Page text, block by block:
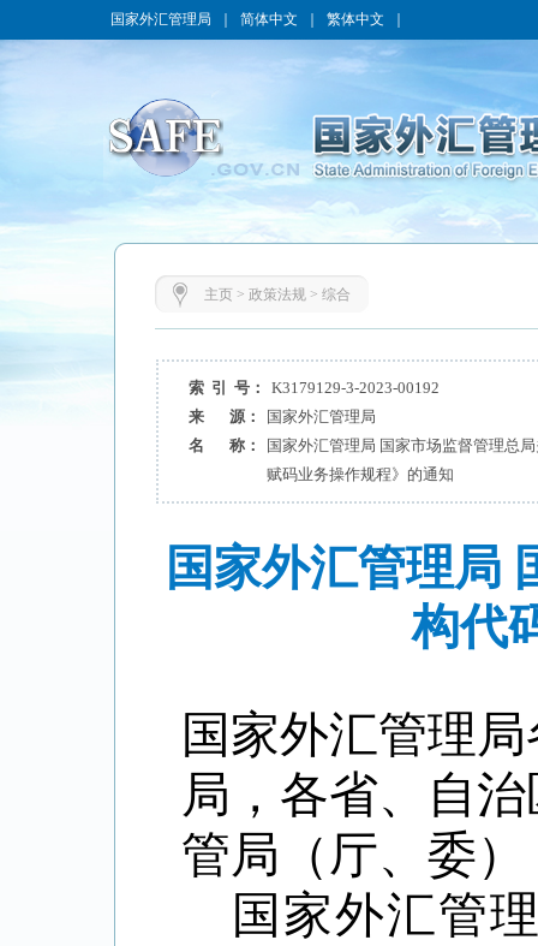
国家外汇管理局 简体中文 繁体中文
主页> 政策法规> 综合
索 引 号：
K3179129-3-2023-00192
来 源：
国家外汇管理局
名 称：
国家外汇管理局 国家市场监督管理总
赋码业务操作规程》的通知
国家外汇管理局
构代
国家外汇管理
局，各省、自
管局（厅、委）
国家外汇管